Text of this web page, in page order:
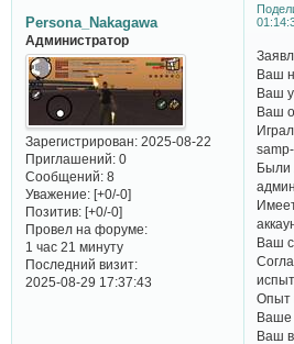
Persona_Nakagawa
Администратор
Зарегистрирован: 2025-08-22
Приглашений:0
Сообщений:8
Уважение: [+0/-0]
Позитив: [+0/-0]
Провел на форуме:
1 час 21 минуту
Последний визит:
2025-08-29 17:37:43
Ваш
Ваш
Ваш
Были
Ваш
Опыт
Ваше
Ваш